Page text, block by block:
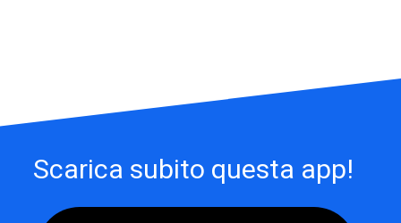
Scarica subito questa app!